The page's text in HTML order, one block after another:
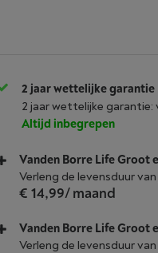
2 jaar wettelijke garantie
2 jaar wettelijke garantie:
Altijd inbegrepen
Vanden Borre Life Groot
Verleng de levensduur
€ 14,99/ maand
Vanden Borre Life Groot
Verleng de levensduur